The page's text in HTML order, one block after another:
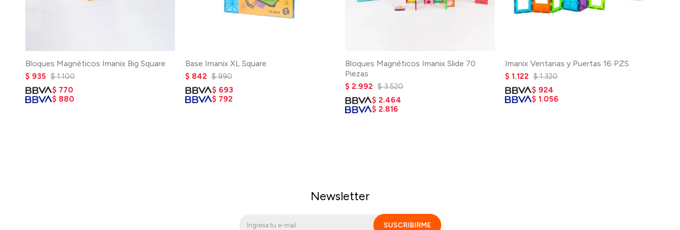
Bloques Magnéticos Imanix Big Square
$ 935 $ 1.100
$ 770
$ 880
Base Imanix XL Square
$ 842 $ 990
$ 693
$ 792
Bloques Magnéticos Imanix Slide 70
Piezas
$ 2.992 $ 3.520
$ 2.464
$ 2.816
Imanix Ventanas y Puertas 16 PZS
$ 1.122 $ 1.320
$ 924
$ 1.056
Newsletter
SUSCRIBIRME